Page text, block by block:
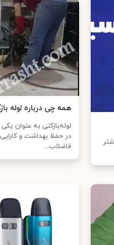
همه چی درباره لوله
لوله‌بازکنی به عنوان
در حفظ بهداشت و
فاضلاب...